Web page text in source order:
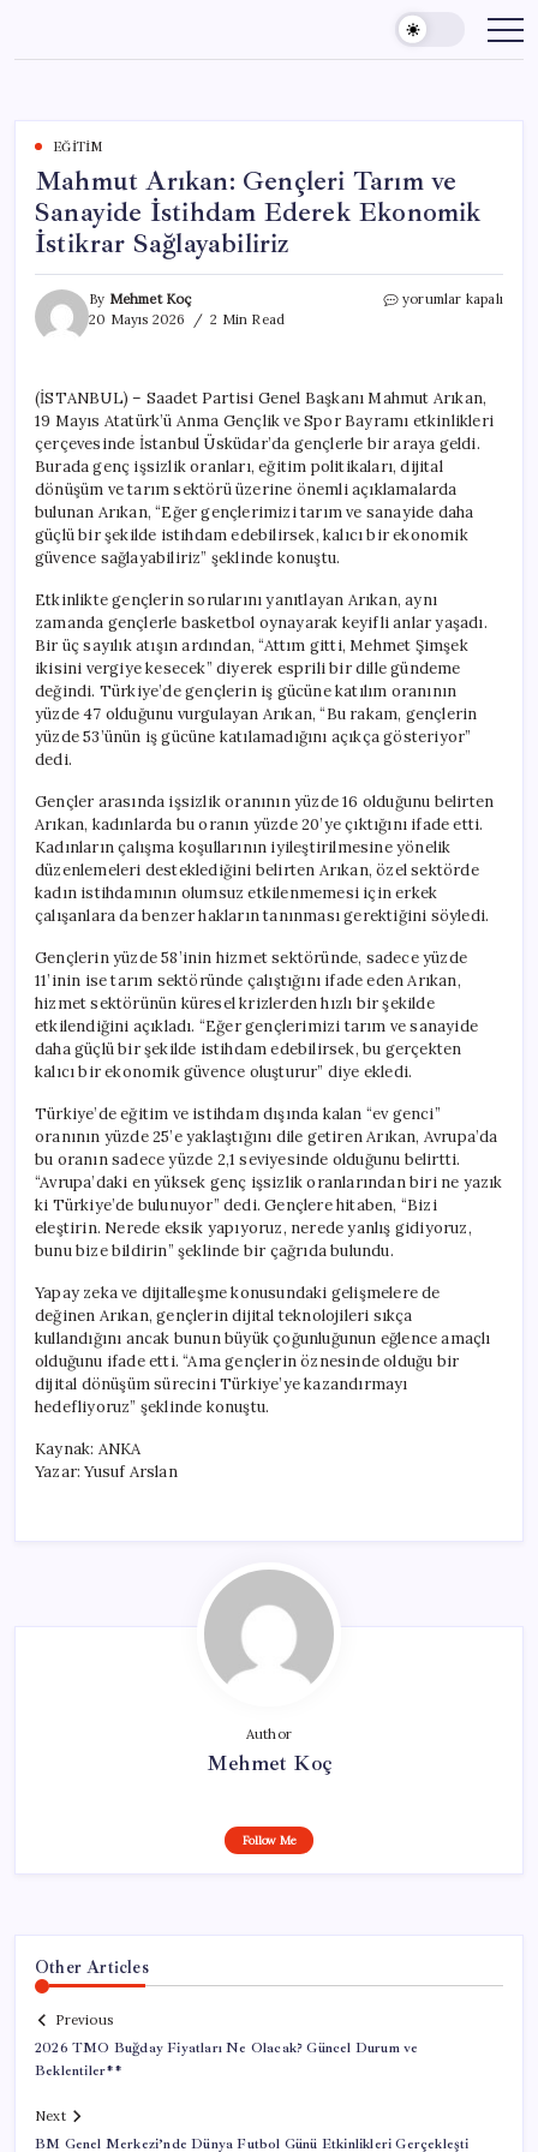
content
EĞITIM
Mahmut Arıkan: Gençleri Tarım ve
Sanayide İstihdam Ederek Ekonomik
İstikrar Sağlayabiliriz
By Mehmet Koç
20 Mayıs 2026
2 Min Read
Mahmut
Sanayide
İstihdam
Ederek
Ekonomik
İstikrar
Sağlayabiliriz
için
yorumlar kapalı
(İSTANBUL) – Saadet Partisi Genel Başkanı Mahmut Arıkan,
19 Mayıs Atatürk’ü Anma Gençlik ve Spor Bayramı etkinlikleri
çerçevesinde İstanbul Üsküdar’da gençlerle bir araya geldi.
Burada genç işsizlik oranları, eğitim politikaları, dijital
dönüşüm ve tarım sektörü üzerine önemli açıklamalarda
bulunan Arıkan, “Eğer gençlerimizi tarım ve sanayide daha
güçlü bir şekilde istihdam edebilirsek, kalıcı bir ekonomik
güvence sağlayabiliriz” şeklinde konuştu.
Etkinlikte gençlerin sorularını yanıtlayan Arıkan, aynı
zamanda gençlerle basketbol oynayarak keyifli anlar yaşadı.
Bir üç sayılık atışın ardından, “Attım gitti, Mehmet Şimşek
ikisini vergiye kesecek” diyerek esprili bir dille gündeme
değindi. Türkiye’de gençlerin iş gücüne katılım oranının
yüzde 47 olduğunu vurgulayan Arıkan, “Bu rakam, gençlerin
yüzde 53’ünün iş gücüne katılamadığını açıkça gösteriyor”
dedi.
Gençler arasında işsizlik oranının yüzde 16 olduğunu belirten
Arıkan, kadınlarda bu oranın yüzde 20’ye çıktığını ifade etti.
Kadınların çalışma koşullarının iyileştirilmesine yönelik
düzenlemeleri desteklediğini belirten Arıkan, özel sektörde
kadın istihdamının olumsuz etkilenmemesi için erkek
çalışanlara da benzer hakların tanınması gerektiğini söyledi.
Gençlerin yüzde 58’inin hizmet sektöründe, sadece yüzde
11’inin ise tarım sektöründe çalıştığını ifade eden Arıkan,
hizmet sektörünün küresel krizlerden hızlı bir şekilde
etkilendiğini açıkladı. “Eğer gençlerimizi tarım ve sanayide
daha güçlü bir şekilde istihdam edebilirsek, bu gerçekten
kalıcı bir ekonomik güvence oluşturur” diye ekledi.
Türkiye’de eğitim ve istihdam dışında kalan “ev genci”
oranının yüzde 25’e yaklaştığını dile getiren Arıkan, Avrupa’da
bu oranın sadece yüzde 2,1 seviyesinde olduğunu belirtti.
“Avrupa’daki en yüksek genç işsizlik oranlarından biri ne yazık
ki Türkiye’de bulunuyor” dedi. Gençlere hitaben, “Bizi
eleştirin. Nerede eksik yapıyoruz, nerede yanlış gidiyoruz,
bunu bize bildirin” şeklinde bir çağrıda bulundu.
Yapay zeka ve dijitalleşme konusundaki gelişmelere de
değinen Arıkan, gençlerin dijital teknolojileri sıkça
kullandığını ancak bunun büyük çoğunluğunun eğlence amaçlı
olduğunu ifade etti. “Ama gençlerin öznesinde olduğu bir
dijital dönüşüm sürecini Türkiye’ye kazandırmayı
hedefliyoruz” şeklinde konuştu.
Kaynak: ANKA
Yazar: Yusuf Arslan
Author
Mehmet Koç
Follow Me
Other Articles
Previous
2026 TMO Buğday Fiyatları Ne Olacak? Güncel Durum ve
Beklentiler**
Next
BM Genel Merkezi’nde Dünya Futbol Günü Etkinlikleri Gerçekleşti